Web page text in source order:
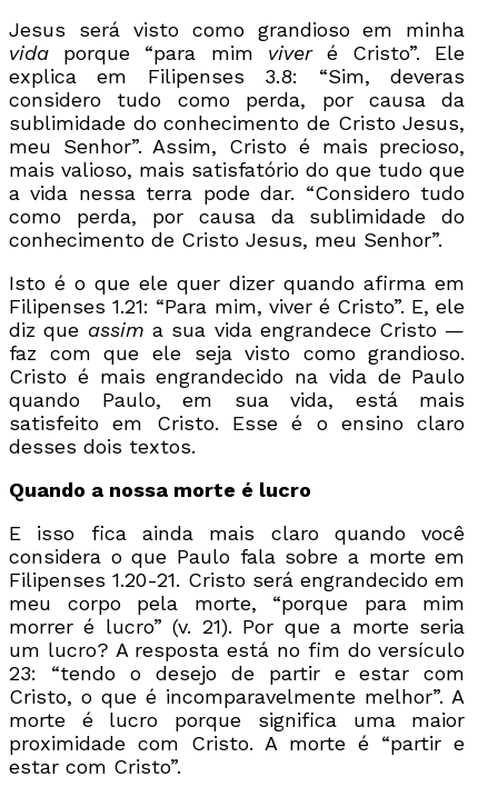
Jesus será visto como grandioso em minha
vida porque “para mim viveré Cristo”. Ele
explica em Filipenses 3.8: “Sim, deveras
considero tudo como perda, por causa da
sublimidade do conhecimento de Cristo Jesus,
meu Senhor”. Assim, Cristo é mais precioso,
mais valioso, mais satisfatório do que tudo que
a vida nessa terra pode dar. “Considero tudo
como perda, por causa da sublimidade do
conhecimento de Cristo Jesus, meu Senhor”.
Isto é o que ele quer dizer quando afirma em
Filipenses 1.21: “Para mim, viver é Cristo”. E, ele
diz que assim a sua vida engrandece Cristo —
faz com que ele seja visto como grandioso.
Cristo é mais engrandecido na vida de Paulo
quando Paulo, em sua vida, está mais
satisfeito em Cristo. Esse é o ensino claro
desses dois textos.
Quando a nossa morte é lucro
E isso fica ainda mais claro quando você
considera o que Paulo fala sobre a morte em
Filipenses 1.20-21. Cristo será engrandecido em
meu corpo pela morte, “porque para mim
morrer é lucro” (v. 21). Por que a morte seria
um lucro? A resposta está no fim do versículo
23: “tendo o desejo de partir e estar com
Cristo, o que é incomparavelmente melhor”. A
morte é lucro porque significa uma maior
proximidade com Cristo. A morte é “partir e
estar com Cristo”.